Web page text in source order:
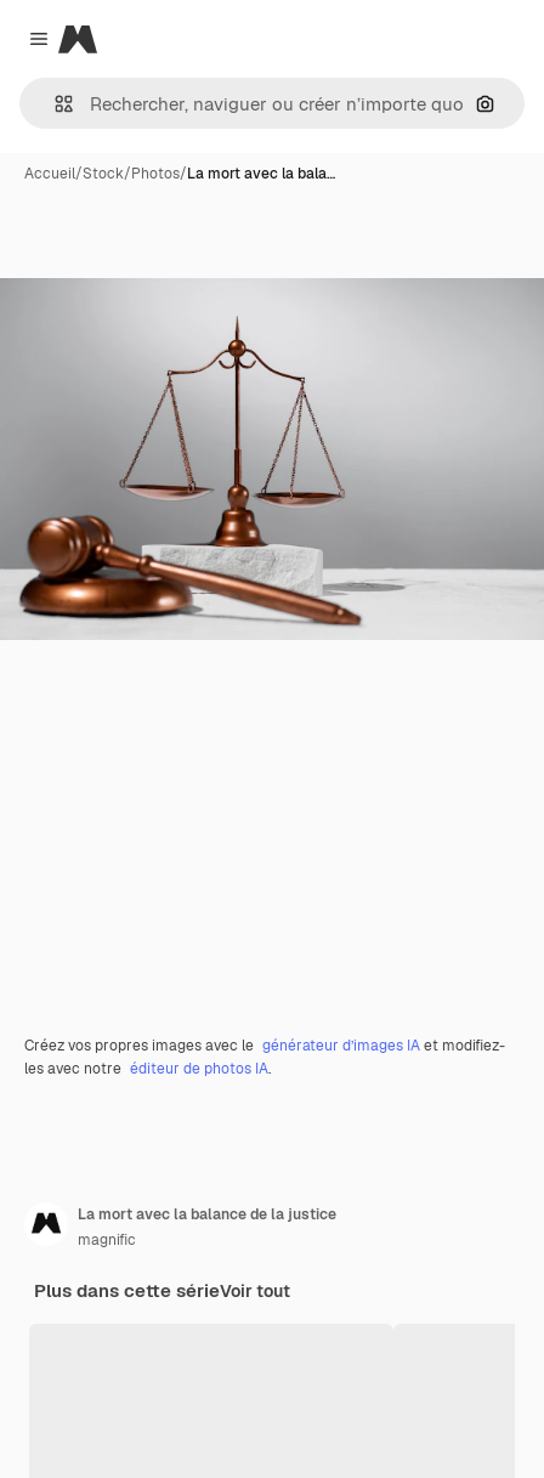
Close menu
Magnific
Accueil/Stock/Photos/La mort avec la bala…
Créez vos propres images avec le générateur d’images IAet modifiez-
les avec notre éditeur de photos IA.
La mort avec la balance de la justice
magnific
Plus dans cette sérieVoir tout